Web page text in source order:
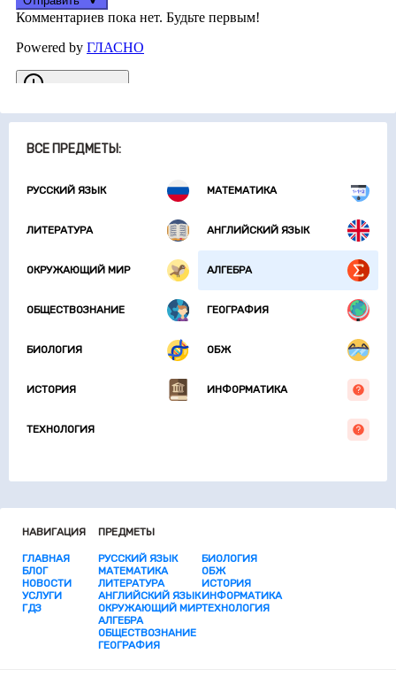
ВСЕ ПРЕДМЕТЫ:
РУССКИЙ ЯЗЫК МАТЕМАТИКА
ЛИТЕРАТУРА АНГЛИЙСКИЙ ЯЗЫК
ОКРУЖАЮЩИЙ МИР АЛГЕБРА
ОБЩЕСТВОЗНАНИЕ ГЕОГРАФИЯ
БИОЛОГИЯ ОБЖ
ИСТОРИЯ ИНФОРМАТИКА
ТЕХНОЛОГИЯ
НАВИГАЦИЯ
ГЛАВНАЯ
БЛОГ
НОВОСТИ
УСЛУГИ
ГДЗ
ПРЕДМЕТЫ
РУССКИЙ ЯЗЫК
МАТЕМАТИКА
ЛИТЕРАТУРА
АНГЛИЙСКИЙ ЯЗЫК
ОКРУЖАЮЩИЙ МИР
АЛГЕБРА
ОБЩЕСТВОЗНАНИЕ
ГЕОГРАФИЯ
БИОЛОГИЯ
ОБЖ
ИСТОРИЯ
ИНФОРМАТИКА
ТЕХНОЛОГИЯ